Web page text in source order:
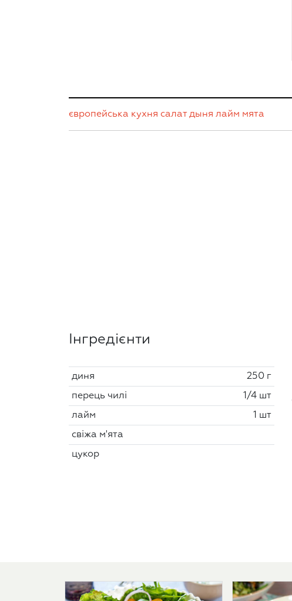
європейська кухня салат дыня лайм мята
Інгредієнти
диня 250 г
перець чилі 1/4 шт
лайм 1 шт
свіжа м'ята
цукор